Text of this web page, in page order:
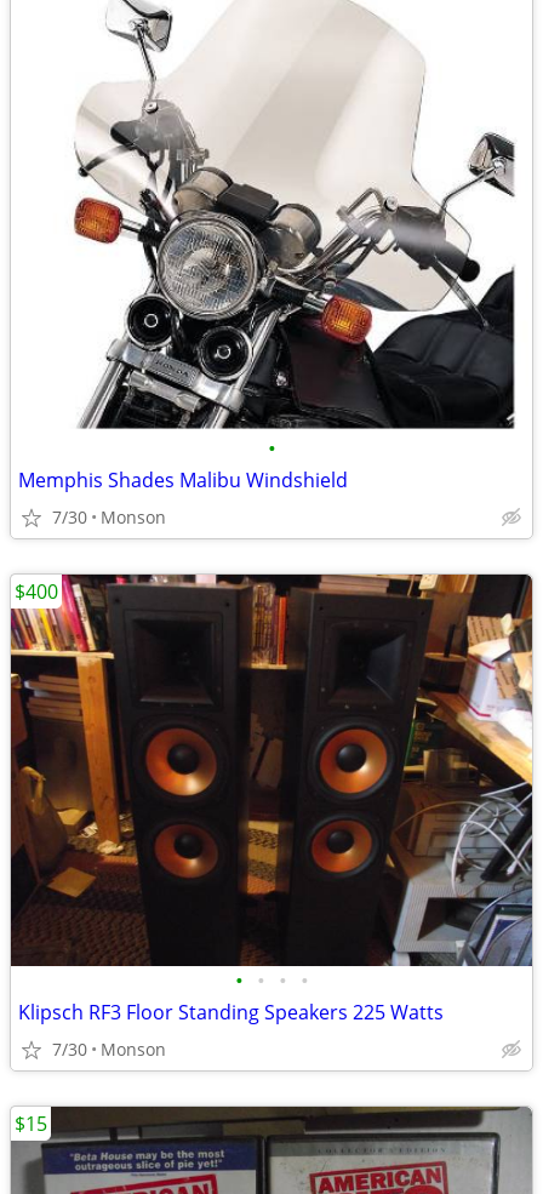
•
Memphis Shades Malibu Windshield
7/30 Monson
• • • •
Klipsch RF3 Floor Standing Speakers 225 Watts
7/30 Monson
$400
$15